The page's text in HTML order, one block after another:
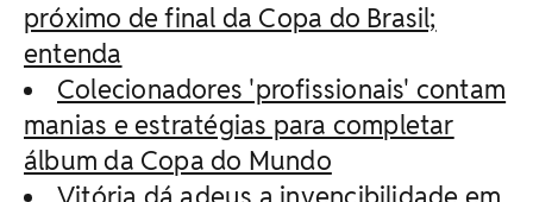
próximo de final da Copa do Brasil;
entenda
Colecionadores 'profissionais' contam
manias e estratégias para completar
álbum da Copa do Mundo